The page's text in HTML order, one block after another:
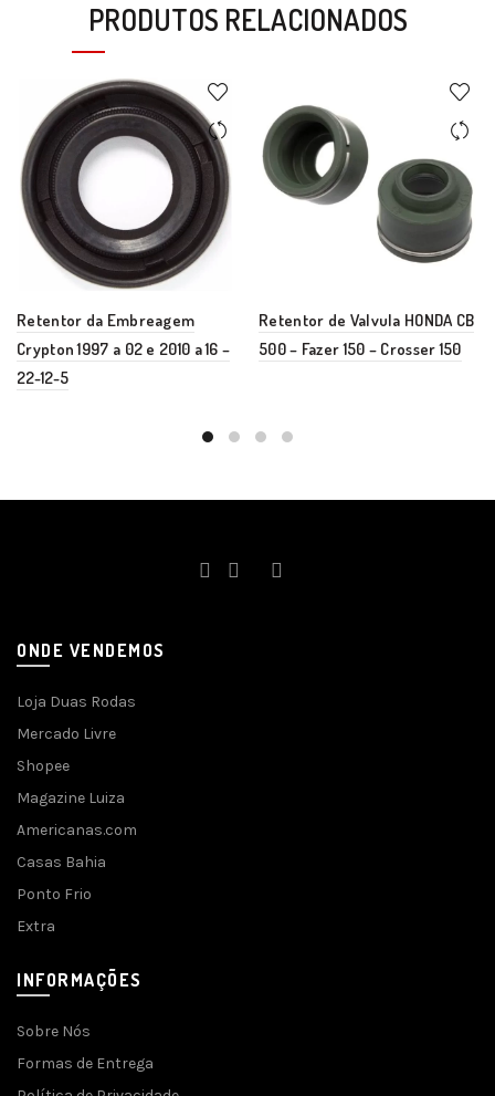
PRODUTOS RELACIONADOS
Retentor da Embreagem
Crypton 1997 a 02 e 2010 a 16 –
22-12-5
Retentor de Valvula HONDA CB
500 – Fazer 150 – Crosser 150
ONDE VENDEMOS
Loja Duas Rodas
Mercado Livre
Shopee
Magazine Luiza
Americanas.com
Casas Bahia
Ponto Frio
Extra
INFORMAÇÕES
Sobre Nós
Formas de Entrega